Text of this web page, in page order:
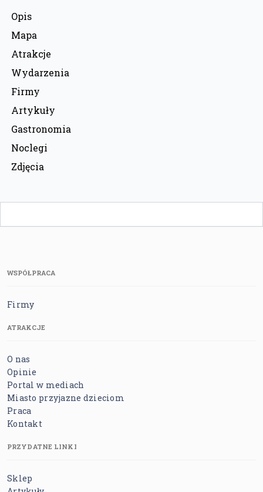
Opis
Mapa
Atrakcje
Wydarzenia
Firmy
Artykuły
Gastronomia
Noclegi
Zdjęcia
WSPÓŁPRACA
Firmy
ATRAKCJE
O nas
Opinie
Portal w mediach
Miasto przyjazne dzieciom
Praca
Kontakt
PRZYDATNE LINKI
Sklep